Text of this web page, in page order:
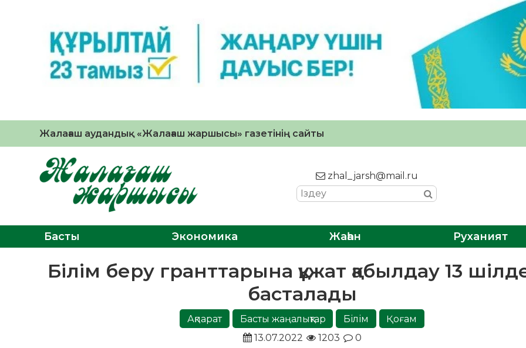
Жалағаш аудандық «Жалағаш жаршысы» газетінің сайты
zhal_jarsh@mail.ru
Басты Экономика Жаһан Руханият
Білім беру гранттарына құжат қабылдау 13
басталады
Ақпарат Басты жаңалықтар Білім
Қоғам
13.07.2022
1203 0